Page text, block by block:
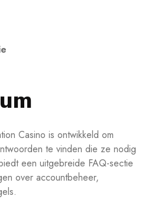
Casino is ontwikkeld om
te vinden die ze nodig
een uitgebreide FAQ-sectie
over accountbeheer,